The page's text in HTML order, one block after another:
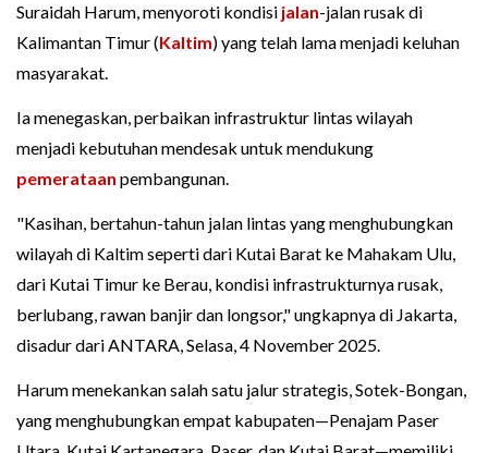
Suraidah Harum, menyoroti kondisi jalan-jalan rusak di
Kalimantan Timur (Kaltim) yang telah lama menjadi keluhan
masyarakat.
Ia menegaskan, perbaikan infrastruktur lintas wilayah
menjadi kebutuhan mendesak untuk mendukung
pemerataan pembangunan.
"Kasihan, bertahun-tahun jalan lintas yang menghubungkan
wilayah di Kaltim seperti dari Kutai Barat ke Mahakam Ulu,
dari Kutai Timur ke Berau, kondisi infrastrukturnya rusak,
berlubang, rawan banjir dan longsor," ungkapnya di Jakarta,
disadur dari ANTARA, Selasa, 4 November 2025.
Harum menekankan salah satu jalur strategis, Sotek-Bongan,
yang menghubungkan empat kabupaten—Penajam Paser